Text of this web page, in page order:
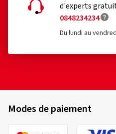
d'experts
0848234234
Du lundi au
Modes de paiement